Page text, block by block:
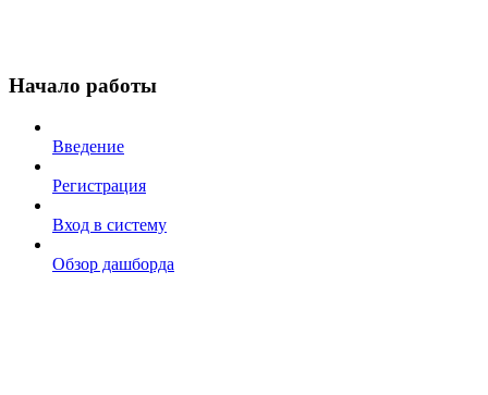
Начало работы
Введение
Регистрация
Вход в систему
Обзор дашборда